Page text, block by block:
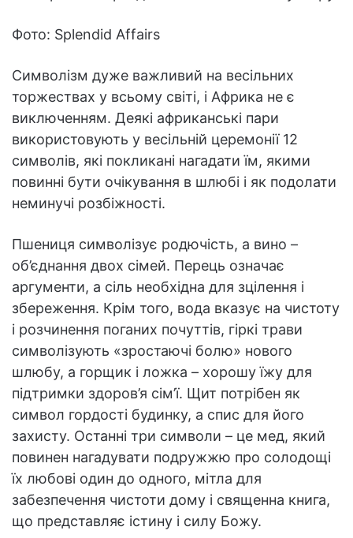
Фото: Splendid Affairs
Символізм дуже важливий на весільних
торжествах у всьому світі, і Африка не є
виключенням. Деякі африканські пари
використовують у весільній церемонії 12
символів, які покликані нагадати їм, якими
повинні бути очікування в шлюбі і як подолати
неминучі розбіжності.
Пшениця символізує родючість, а вино –
об’єднання двох сімей. Перець означає
аргументи, а сіль необхідна для зцілення і
збереження. Крім того, вода вказує на чистоту
і розчинення поганих почуттів, гіркі трави
символізують «зростаючі болю» нового
шлюбу, а горщик і ложка – хорошу їжу для
підтримки здоров’я сім’ї. Щит потрібен як
символ гордості будинку, а спис для його
захисту. Останні три символи – це мед, який
повинен нагадувати подружжю про солодощі
їх любові один до одного, мітла для
забезпечення чистоти дому і священна книга,
що представляє істину і силу Божу.